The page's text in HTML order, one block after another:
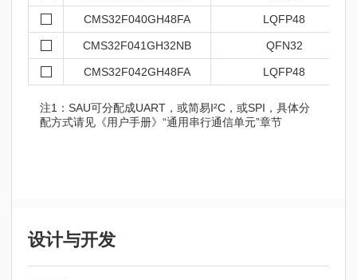
CMS32F040GH48FA LQFP48
CMS32F041GH32NB QFN32
CMS32F042GH48FA LQFP48
注1：SAU可分配成UART，或简易I²C，或SPI，具体分
配方式请见《用户手册》“通用串行通信单元”章节
设计与开发